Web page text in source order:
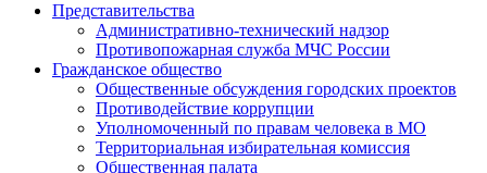
Представительства
Административно-технический надзор
Противопожарная служба МЧС России
Гражданское общество
Общественные обсуждения городских проектов
Противодействие коррупции
Уполномоченный по правам человека в МО
Территориальная избирательная комиссия
Общественная палата